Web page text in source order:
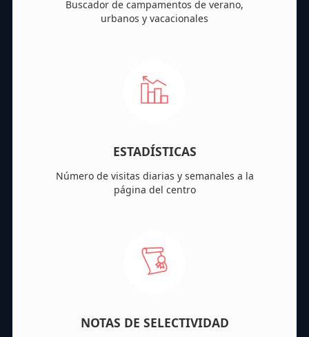
Buscador de campamentos de verano,
urbanos y vacacionales
ESTADÍSTICAS
Número de visitas diarias y semanales a la
página del centro
NOTAS DE SELECTIVIDAD